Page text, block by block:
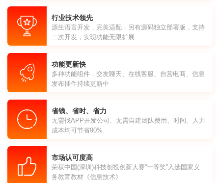
行业技术领先
源生语言开发，完美适配，另有源码独立部署版，支持
二次开发，实现功能无限扩展
功能更新快
多种功能组件，交友聊天、在线客服、自营电商、信息
发布插件持续更新中
省钱、省时、省力
无需找APP开发公司、无需自建团队费用、时间、人力
成本均可节省90%
市场认可度高
荣获中国(深圳)科技创投创新大赛“一等奖”入选国家义
务教育教材《信息技术》